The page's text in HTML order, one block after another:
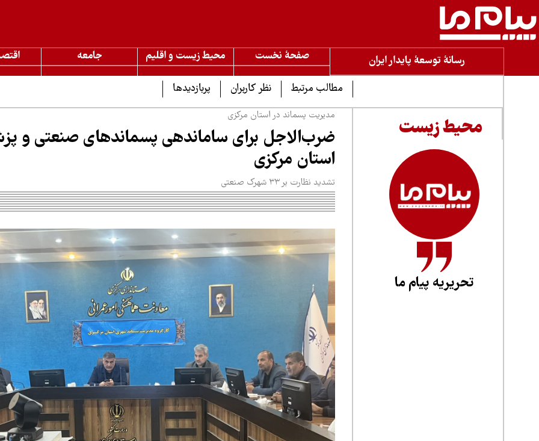
رسانۀ توسعۀ پایدار ایران صفحۀ نخست محیط زیست و اقلیم جامعه
مطالب مرتبط نظر کاربران پربازدیدها
محیط زیست
تحریریه پیام ما
مدیریت پسماند در استان مرکزی
ضرب‌الاجل برای ساماندهی پسماندهای صنعتی و
استان مرکزی
تشدید نظارت بر ۳۳ شهرک صنعتی